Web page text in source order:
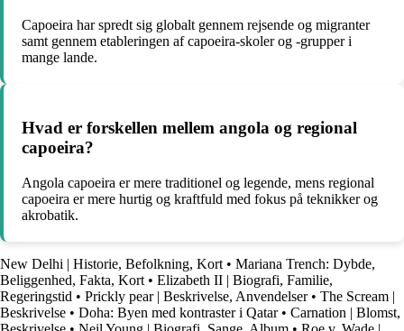
Capoeira har spredt sig globalt gennem rejsende og migranter
samt gennem etableringen af capoeira-skoler og -grupper i
mange lande.
Hvad er forskellen mellem angola og regional
capoeira?
Angola capoeira er mere traditionel og legende, mens regional
capoeira er mere hurtig og kraftfuld med fokus på teknikker og
akrobatik.
New Delhi | Historie, Befolkning, Kort • Mariana Trench: Dybde,
Beliggenhed, Fakta, Kort • Elizabeth II | Biografi, Familie,
Regeringstid • Prickly pear | Beskrivelse, Anvendelser• The Scream |
Beskrivelse • Doha: Byen med kontraster i Qatar• Carnation | Blomst,